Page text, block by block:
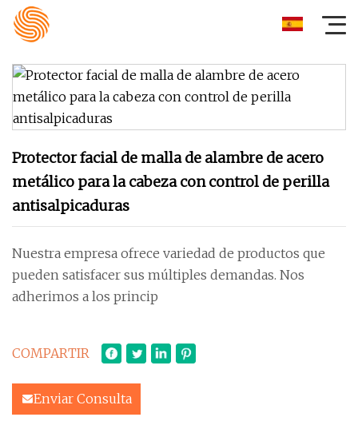
Protector facial de malla de alambre de acero
metálico para la cabeza con control de perilla
antisalpicaduras
Nuestra empresa ofrece variedad de productos que
pueden satisfacer sus múltiples demandas. Nos
adherimos a los princip
COMPARTIR
Enviar Consulta